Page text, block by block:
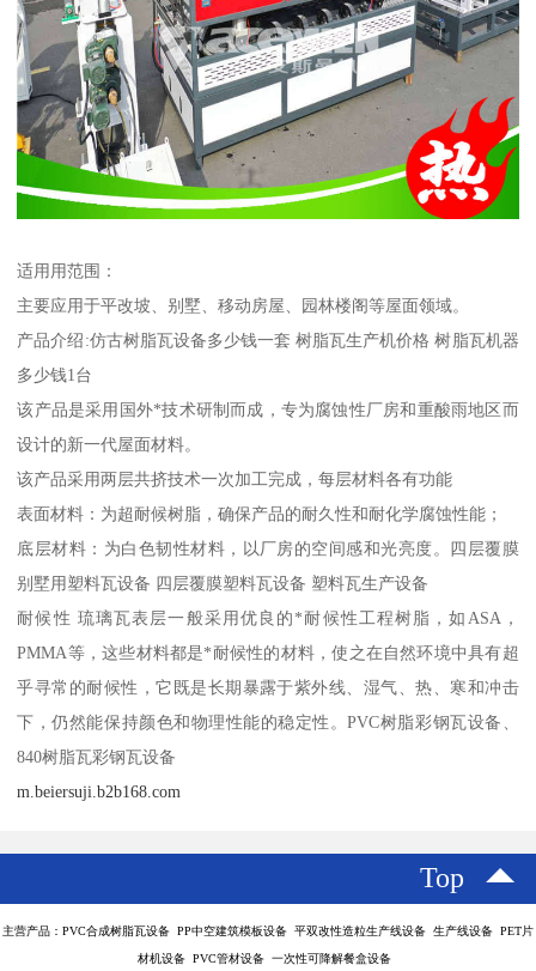
适用用范围：
主要应用于平改坡、别墅、移动房屋、园林楼阁等屋面领域。
产品介绍:仿古树脂瓦设备多少钱一套 树脂瓦生产机价格 树脂瓦机器
多少钱1台
该产品是采用国外*技术研制而成，专为腐蚀性厂房和重酸雨地区而
设计的新一代屋面材料。
该产品采用两层共挤技术一次加工完成，每层材料各有功能
表面材料：为超耐候树脂，确保产品的耐久性和耐化学腐蚀性能；
底层材料：为白色韧性材料，以厂房的空间感和光亮度。四层覆膜
别墅用塑料瓦设备 四层覆膜塑料瓦设备 塑料瓦生产设备
耐候性 琉璃瓦表层一般采用优良的*耐候性工程树脂，如ASA，
PMMA等，这些材料都是*耐候性的材料，使之在自然环境中具有超
乎寻常的耐候性，它既是长期暴露于紫外线、湿气、热、寒和冲击
下，仍然能保持颜色和物理性能的稳定性。PVC树脂彩钢瓦设备、
840树脂瓦彩钢瓦设备
m.beiersuji.b2b168.com
Top
主营产品：PVC合成树脂瓦设备 PP中空建筑模板设备 平双改性造粒生产线设备 生产线设备 PET片
材机设备 PVC管材设备 一次性可降解餐盒设备